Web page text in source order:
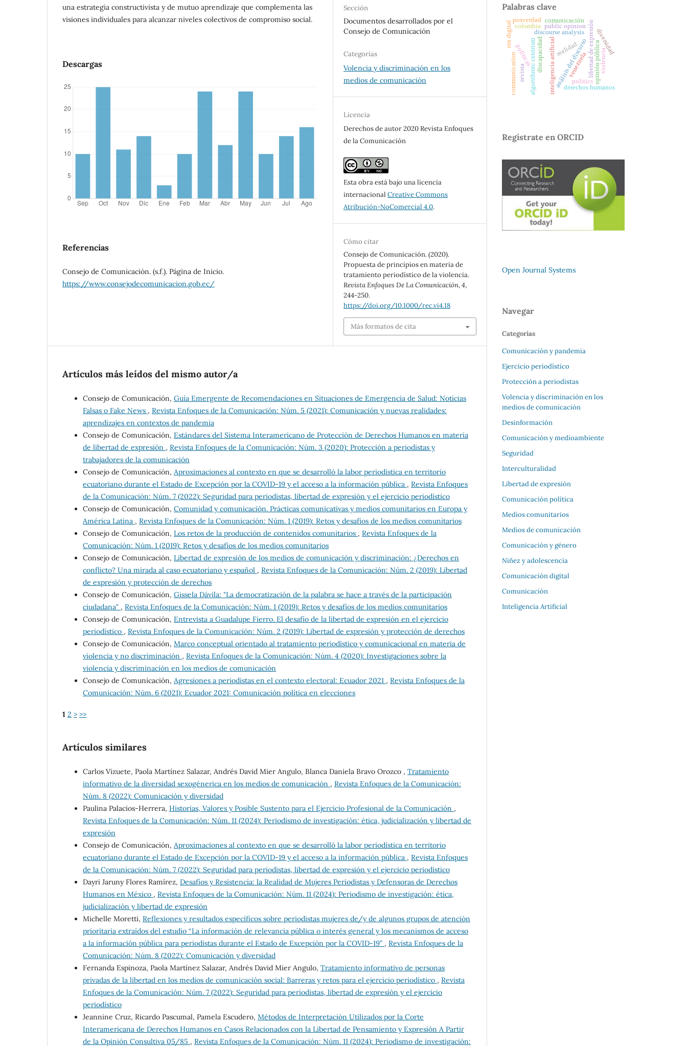
una estrategia constructivista y de mutuo aprendizaje que complementa las
visiones individuales para alcanzar niveles colectivos de compromiso social.
Descargas
Referencias
Consejo de Comunicación. (s.f.). Página de Inicio.
https://www.consejodecomunicacion.gob.ec/
Sección
Documentos desarrollados por el
Consejo de Comunicación
Categorías
Volencia y discriminación en los
medios de comunicación
Licencia
Derechos de autor 2020 Revista Enfoques
de la Comunicación
Esta obra está bajo una licencia
internacionalCreative Commons
Atribución-NoComercial 4.0.
Cómo citar
Consejo de Comunicación. (2020).
Propuesta de principios en materia de
tratamiento periodístico de la violencia.
Revista Enfoques De La Comunicación,4,
244-250.
https://doi.org/10.1000/rec.vi4.18
Más formatos de cita
Artículos más leídos del mismo autor/a
Consejo de Comunicación, Guía Emergente de Recomendaciones en Situaciones de Emergencia de Salud: Noticias
Falsas o Fake News , Revista Enfoques de la Comunicación: Núm. 5 (2021): Comunicación y nuevas realidades:
aprendizajes en contextos de pandemia
Consejo de Comunicación, Estándares del Sistema Interamericano de Protección de Derechos Humanos en materia
de libertad de expresión , Revista Enfoques de la Comunicación: Núm. 3 (2020): Protección a periodistas y
trabajadores de la comunicación
Consejo de Comunicación, Aproximaciones al contexto en que se desarrolló la labor periodística en territorio
ecuatoriano durante el Estado de Excepción por la COVID-19 y el acceso a la información pública , Revista Enfoques
de la Comunicación: Núm. 7 (2022): Seguridad para periodistas, libertad de expresión y el ejercicio periodístico
Consejo de Comunicación, Comunidad y comunicación. Prácticas comunicativas y medios comunitarios en Europa y
América Latina , Revista Enfoques de la Comunicación: Núm. 1 (2019): Retos y desafíos de los medios comunitarios
Consejo de Comunicación, Los retos de la producción de contenidos comunitarios , Revista Enfoques de la
Comunicación: Núm. 1 (2019): Retos y desafíos de los medios comunitarios
Consejo de Comunicación, Libertad de expresión de los medios de comunicación y discriminación: ¿Derechos en
conflicto? Una mirada al caso ecuatoriano y español , Revista Enfoques de la Comunicación: Núm. 2 (2019): Libertad
de expresión y protección de derechos
Consejo de Comunicación, Gissela Dávila: "La democratización de la palabra se hace a través de la participación
ciudadana" , Revista Enfoques de la Comunicación: Núm. 1 (2019): Retos y desafíos de los medios comunitarios
Consejo de Comunicación, Entrevista a Guadalupe Fierro. El desafío de la libertad de expresión en el ejercicio
periodístico , Revista Enfoques de la Comunicación: Núm. 2 (2019): Libertad de expresión y protección de derechos
Consejo de Comunicación, Marco conceptual orientado al tratamiento periodístico y comunicacional en materia de
violencia y no discriminación , Revista Enfoques de la Comunicación: Núm. 4 (2020): Investigaciones sobre la
violencia y discriminación en los medios de comunicación
Consejo de Comunicación, Agresiones a periodistas en el contexto electoral: Ecuador 2021 , Revista Enfoques de la
Comunicación: Núm. 6 (2021): Ecuador 2021: Comunicación política en elecciones
1 2 > >>
Artículos similares
Carlos Vizuete, Paola Martínez Salazar, Andrés David Mier Angulo, Blanca Daniela Bravo Orozco , Tratamiento
informativo de la diversidad sexogénerica en los medios de comunicación , Revista Enfoques de la Comunicación:
Núm. 8 (2022): Comunicación y diversidad
Paulina Palacios-Herrera, Historias, Valores y Posible Sustento para el Ejercicio Profesional de la Comunicación ,
Revista Enfoques de la Comunicación: Núm. 11 (2024): Periodismo de investigación: ética, judicialización y libertad de
expresión
Consejo de Comunicación, Aproximaciones al contexto en que se desarrolló la labor periodística en territorio
ecuatoriano durante el Estado de Excepción por la COVID-19 y el acceso a la información pública , Revista Enfoques
de la Comunicación: Núm. 7 (2022): Seguridad para periodistas, libertad de expresión y el ejercicio periodístico
Dayri Jaruny Flores Ramírez, Desafíos y Resistencia: la Realidad de Mujeres Periodistas y Defensoras de Derechos
Humanos en México , Revista Enfoques de la Comunicación: Núm. 11 (2024): Periodismo de investigación: ética,
judicialización y libertad de expresión
Michelle Moretti, Reflexiones y resultados específicos sobre periodistas mujeres de/y de algunos grupos de atención
prioritaria extraídos del estudio “La información de relevancia pública o interés general y los mecanismos de acceso
a la información pública para periodistas durante el Estado de Excepción por la COVID-19” , Revista Enfoques de la
Comunicación: Núm. 8 (2022): Comunicación y diversidad
Fernanda Espinoza, Paola Martínez Salazar, Andrés David Mier Angulo, Tratamiento informativo de personas
privadas de la libertad en los medios de comunicación social: Barreras y retos para el ejercicio periodístico , Revista
Enfoques de la Comunicación: Núm. 7 (2022): Seguridad para periodistas, libertad de expresión y el ejercicio
periodístico
Jeannine Cruz, Ricardo Pascumal, Pamela Escudero, Métodos de Interpretación Utilizados por la Corte
Interamericana de Derechos Humanos en Casos Relacionados con la Libertad de Pensamiento y Expresión A Partir
de la Opinión Consultiva 05/85 , Revista Enfoques de la Comunicación: Núm. 11 (2024): Periodismo de investigación:
Palabras clave
inteligencia artificialanálisis del discursolibertad de expresiónopinión pública
discourse analysis
algorithmic centrism
public opinion
discapacidad
derechos humanos
diversidad
realidad
colombia
venezuela
políticas
comunicación
politics
communication revista
posverdad
era digital
violencia
Regístrate en ORCID
Open Journal Systems
Navegar
Categorías
Comunicación y pandemia
Ejercicio periodístico
Protección a periodistas
Volencia y discriminación en los
medios de comunicación
Desinformación
Comunicación y medioambiente
Seguridad
Interculturalidad
Libertad de expresión
Comunicación política
Medios comunitarios
Medios de comunicación
Comunicación y género
Niñez y adolescencia
Comunicación digital
Comunicación
Inteligencia Artificial